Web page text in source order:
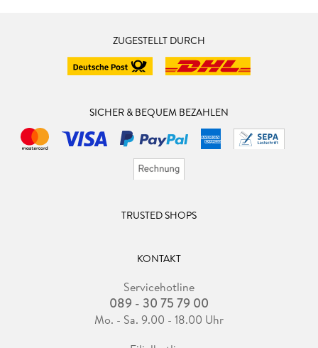
ZUGESTELLT DURCH
SICHER & BEQUEM BEZAHLEN
TRUSTED SHOPS
KONTAKT
Servicehotline
089 - 30 75 79 00
Mo. - Sa. 9.00 - 18.00 Uhr